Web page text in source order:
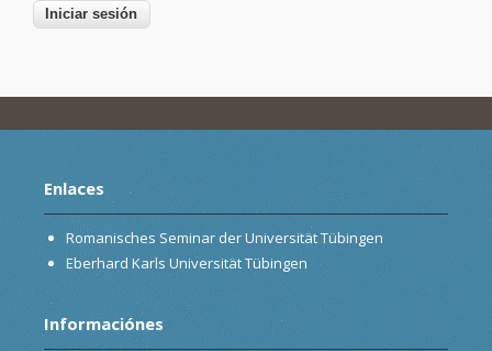
Enlaces
Romanisches Seminar der Universität Tübingen
Eberhard Karls Universität Tübingen
Informaciónes